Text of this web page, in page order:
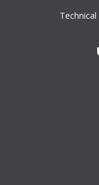
Technical